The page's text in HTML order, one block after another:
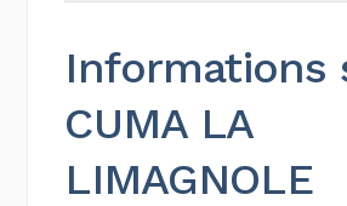
Informations
CUMA LA
LIMAGNOLE